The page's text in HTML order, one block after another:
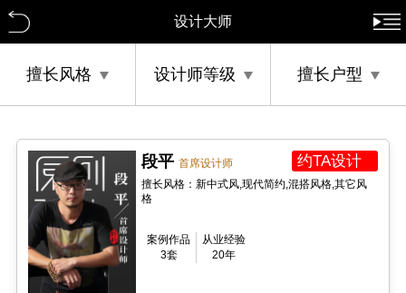
设计大师
擅长风格 设计师等级 擅长户型
段平首席设计师 约TA设计
擅长风格：新中式风,现代简约,混搭风格,其它风
格
案例作品
3套
从业经验
20年